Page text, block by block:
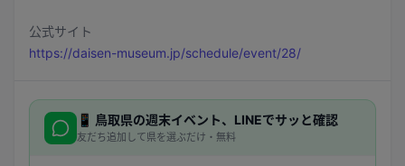
公式サイト
https://daisen-museum.jp/schedule/event/28/
📱 鳥取県の週末イベント、LINEでサッと確認
友だち追加して県を選ぶだけ・無料